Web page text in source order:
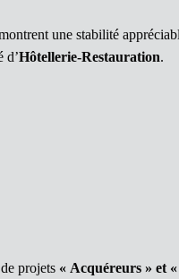
une stabilité
d’Hôtellerie-Restauration.
projets « Acquéreurs » et